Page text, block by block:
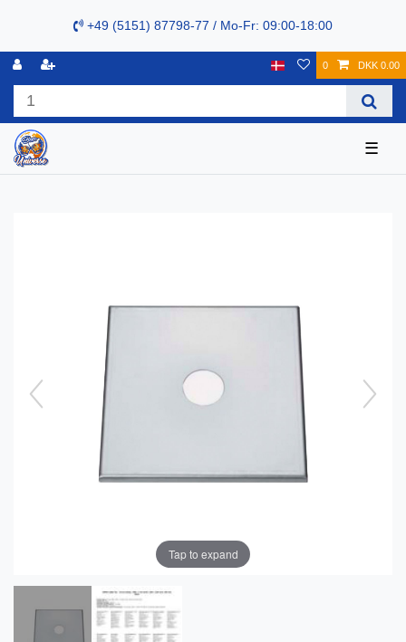
+49 (5151) 87798-77 / Mo-Fr: 09:00-18:00
0 DKK 0.00
☰
Tap to expand